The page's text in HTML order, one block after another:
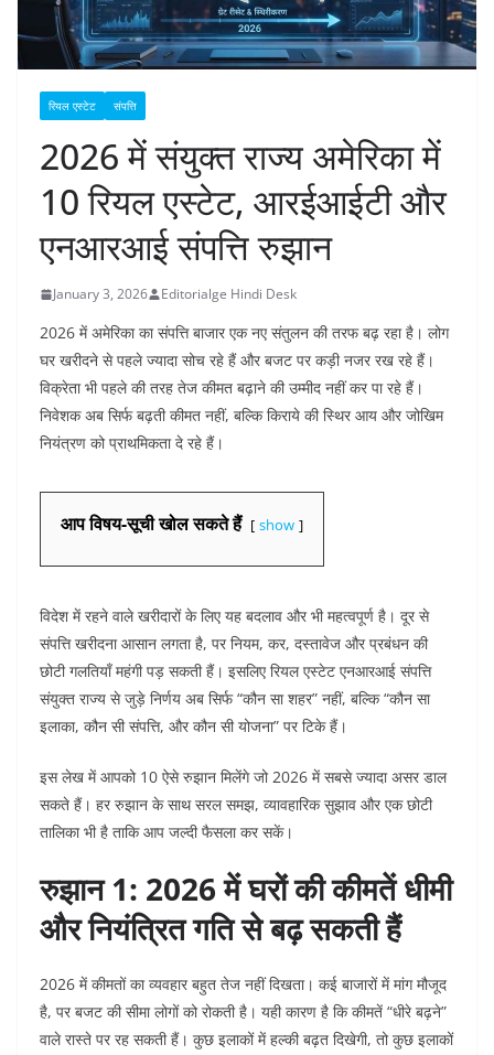
रियल एस्टेट संपत्ति
2026 में संयुक्त राज्य अमेरिका में
10 रियल एस्टेट, आरईआईटी और
एनआरआई संपत्ति रुझान
January 3, 2026 Editorialge Hindi Desk
2026 में अमेरिका का संपत्ति बाजार एक नए संतुलन की तरफ बढ़ रहा है। लोग
घर खरीदने से पहले ज्यादा सोच रहे हैं और बजट पर कड़ी नजर रख रहे हैं।
विक्रेता भी पहले की तरह तेज कीमत बढ़ाने की उम्मीद नहीं कर पा रहे हैं।
निवेशक अब सिर्फ बढ़ती कीमत नहीं, बल्कि किराये की स्थिर आय और जोखिम
नियंत्रण को प्राथमिकता दे रहे हैं।
आप विषय-सूची खोल सकते हैं show
विदेश में रहने वाले खरीदारों के लिए यह बदलाव और भी महत्वपूर्ण है। दूर से
संपत्ति खरीदना आसान लगता है, पर नियम, कर, दस्तावेज और प्रबंधन की
छोटी गलतियाँ महंगी पड़ सकती हैं। इसलिए रियल एस्टेट एनआरआई संपत्ति
संयुक्त राज्य से जुड़े निर्णय अब सिर्फ “कौन सा शहर” नहीं, बल्कि “कौन सा
इलाका, कौन सी संपत्ति, और कौन सी योजना” पर टिके हैं।
इस लेख में आपको 10 ऐसे रुझान मिलेंगे जो 2026 में सबसे ज्यादा असर डाल
सकते हैं। हर रुझान के साथ सरल समझ, व्यावहारिक सुझाव और एक छोटी
तालिका भी है ताकि आप जल्दी फैसला कर सकें।
रुझान 1: 2026 में घरों की कीमतें धीमी
और नियंत्रित गति से बढ़ सकती हैं
2026 में कीमतों का व्यवहार बहुत तेज नहीं दिखता। कई बाजारों में मांग मौजूद
है, पर बजट की सीमा लोगों को रोकती है। यही कारण है कि कीमतें “धीरे बढ़ने”
वाले रास्ते पर रह सकती हैं। कुछ इलाकों में हल्की बढ़त दिखेगी, तो कुछ इलाकों